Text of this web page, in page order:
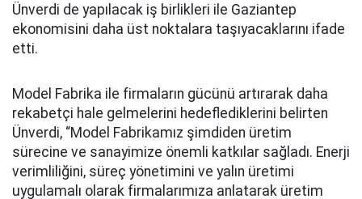
Ünverdi de yapılacak iş birlikleri ile Gaziantep
ekonomisini daha üst noktalara taşıyacaklarını ifade
etti.
Model Fabrika ile firmaların gücünü artırarak daha
rekabetçi hale gelmelerini hedeflediklerini belirten
Ünverdi, “Model Fabrikamız şimdiden üretim
sürecine ve sanayimize önemli katkılar sağladı. Enerji
verimliliğini, süreç yönetimini ve yalın üretimi
uygulamalı olarak firmalarımıza anlatarak üretim